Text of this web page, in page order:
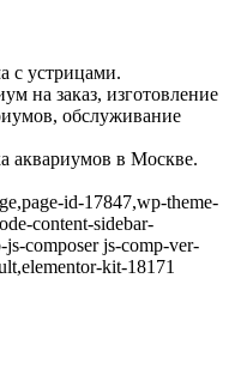
с устрицами.
на заказ, изготовление
обслуживание
аквариумов в Москве.
id-17847,wp-theme-
content-sidebar-
composer js-comp-ver-
kit-18171